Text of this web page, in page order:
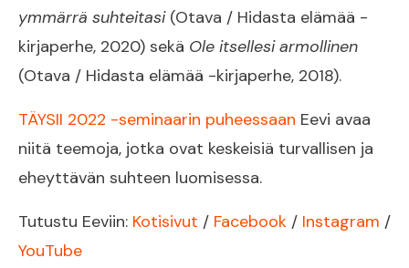
ymmärrä suhteitasi(Otava / Hidasta elämää -
kirjaperhe, 2020) sekä Ole itsellesi armollinen
(Otava / Hidasta elämää -kirjaperhe, 2018).
TÄYSII 2022 -seminaarin puheessaan Eevi avaa
niitä teemoja, jotka ovat keskeisiä turvallisen ja
eheyttävän suhteen luomisessa.
Tutustu Eeviin: Kotisivut / Facebook / Instagram /
YouTube